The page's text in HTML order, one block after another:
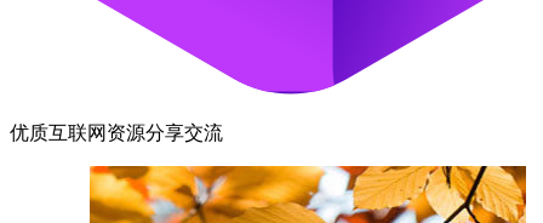
优质互联网资源分享交流